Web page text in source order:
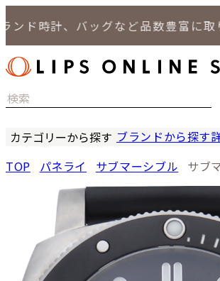
時計、バッグなど品数豊富に取り揃
カテゴリーから探す
バッグ
ジュエリー
セール商品
特集
ブランドから探す
TOP パネライ サブマーシブル サブ